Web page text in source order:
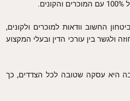
החשוב וודאות למוכרים ולקונים,
ולגשר בין עורכי הדין ובעלי המקצוע
היא עסקה שטובה לכל הצדדים, כך